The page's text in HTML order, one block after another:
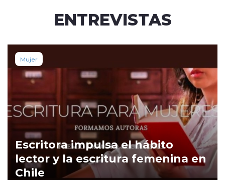
ENTREVISTAS
Mujer
Escritora impulsa el hábito
lector y la escritura femenina en
Chile